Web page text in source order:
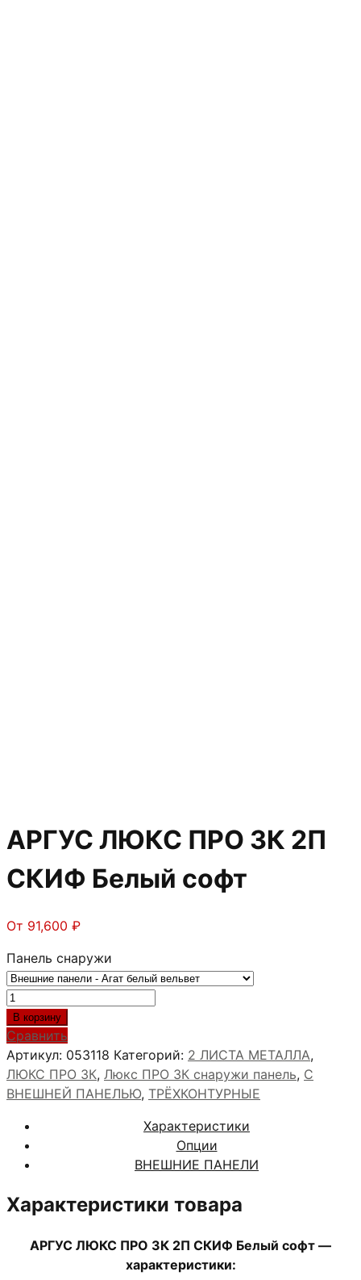
АРГУС ЛЮКС ПРО 3К 2П
СКИФ Белый софт
От 91,600 ₽
Панель снаружи
Количество
товара
АРГУС
ЛЮКС
ПРО
3К
СКИФ
Белый
софт
В корзину
Сравнить
Артикул: 053118 Категорий: 2 ЛИСТА МЕТАЛЛА,
ЛЮКС ПРО 3К, Люкс ПРО 3К снаружи панель, С
ВНЕШНЕЙ ПАНЕЛЬЮ, ТРЁХКОНТУРНЫЕ
Характеристики
Опции
ВНЕШНИЕ ПАНЕЛИ
Характеристики товара
АРГУС ЛЮКС ПРО 3К 2П СКИФ Белый софт —
характеристики: